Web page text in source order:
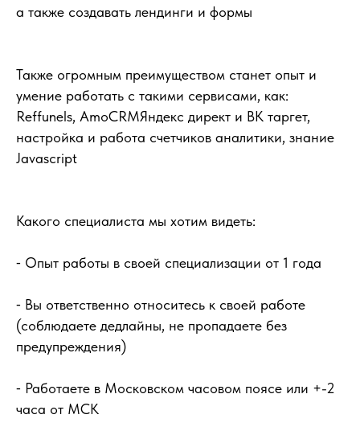
а также создавать лендинги и формы
Также огромным преимуществом станет опыт и
умение работать с такими сервисами, как:
Reffunels, AmoCRMЯндекс директ и ВК таргет,
настройка и работа счетчиков аналитики, знание
Javascript
Какого специалиста мы хотим видеть:
⁃ Опыт работы в своей специализации от 1 года
⁃ Вы ответственно относитесь к своей работе
(соблюдаете дедлайны, не пропадаете без
предупреждения)
⁃ Работаете в Московском часовом поясе или +-2
часа от МСК